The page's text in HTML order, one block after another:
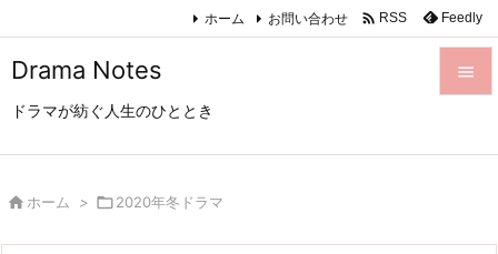
Drama Notes
ドラマが紡ぐ人生のひととき

ホーム お問い合わせ  RSS Feedly
 ホーム > 2020年冬ドラマ